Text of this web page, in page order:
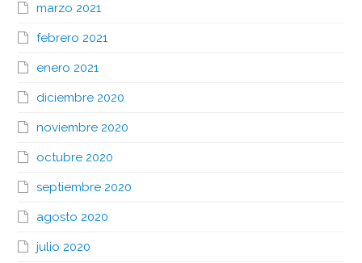
marzo 2021
febrero 2021
enero 2021
diciembre 2020
noviembre 2020
octubre 2020
septiembre 2020
agosto 2020
julio 2020